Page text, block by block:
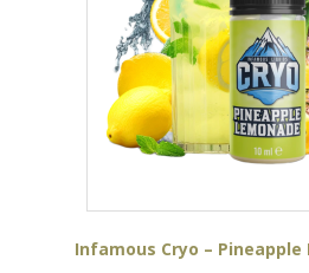
Infamous Cryo – Pineapple